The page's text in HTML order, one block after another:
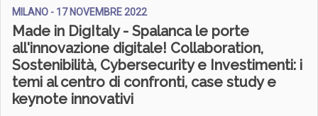
MILANO - 17 NOVEMBRE 2022
Made in DigItaly - Spalanca le porte
all'innovazione digitale! Collaboration,
Sostenibilità, Cybersecurity e Investimenti: i
temi al centro di confronti, case study e
keynote innovativi